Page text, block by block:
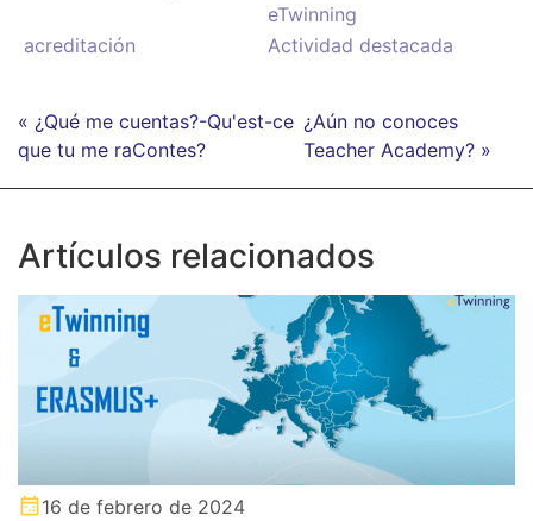
eTwinning
acreditación
Actividad destacada
« ¿Qué me cuentas?-Qu'est-ce
que tu me raContes?
¿Aún no conoces
Teacher Academy? »
Artículos relacionados
16 de febrero de 2024